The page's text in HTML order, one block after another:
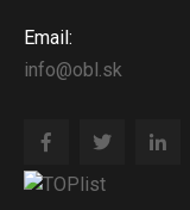
Email:
info@obl.sk